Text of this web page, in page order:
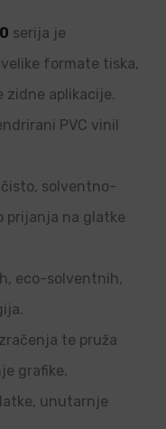
serija je
formate tiska,
zidne aplikacije.
PVC vinil
solventno-
prijanja na glatke
eco-solventnih,
te pruža
grafike.
unutarnje